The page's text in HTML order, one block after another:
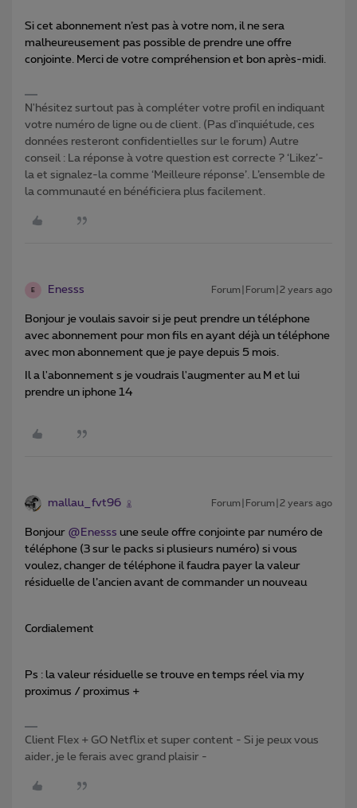
Si cet abonnement n’est pas à votre nom, il ne sera
malheureusement pas possible de prendre une offre
conjointe. Merci de votre compréhension et bon après-midi.
N'hésitez surtout pas à compléter votre profil en indiquant
votre numéro de ligne ou de client. (Pas d'inquiétude, ces
données resteront confidentielles sur le forum) Autre
conseil : La réponse à votre question est correcte ? ‘Likez’-
la et signalez-la comme ‘Meilleure réponse’. L’ensemble de
la communauté en bénéficiera plus facilement.
E Enesss Forum|Forum|2 years ago
Bonjour je voulais savoir si je peut prendre un téléphone
avec abonnement pour mon fils en ayant déjà un téléphone
avec mon abonnement que je paye depuis 5 mois.
Il a l'abonnement s je voudrais l'augmenter au M et lui
prendre un iphone 14
mallau_fvt96 Forum|Forum|2 years ago
Bonjour @Enesss une seule offre conjointe par numéro de
téléphone (3 sur le packs si plusieurs numéro) si vous
voulez, changer de téléphone il faudra payer la valeur
résiduelle de l’ancien avant de commander un nouveau
Cordialement
Ps : la valeur résiduelle se trouve en temps réel via my
proximus / proximus +
Client Flex + GO Netflix et super content - Si je peux vous
aider, je le ferais avec grand plaisir -